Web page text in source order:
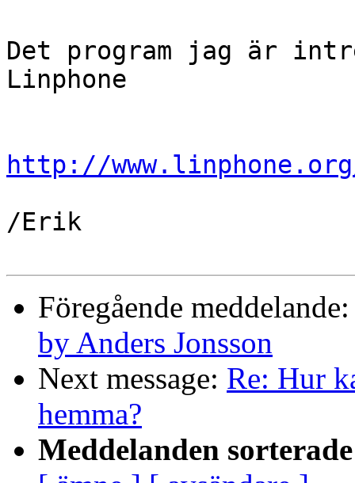
Det program jag är
Linphone
http://
/Erik
Föregående
by Anders Jonsson
Next message: Re: Hur
hemma?
Meddelanden